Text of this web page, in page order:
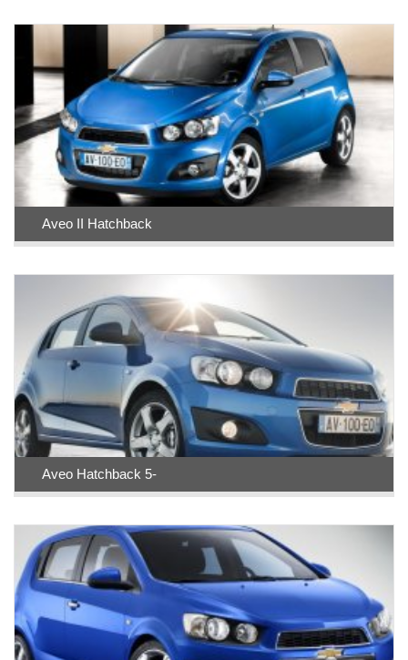
Aveo II Hatchback
Aveo Hatchback 5-